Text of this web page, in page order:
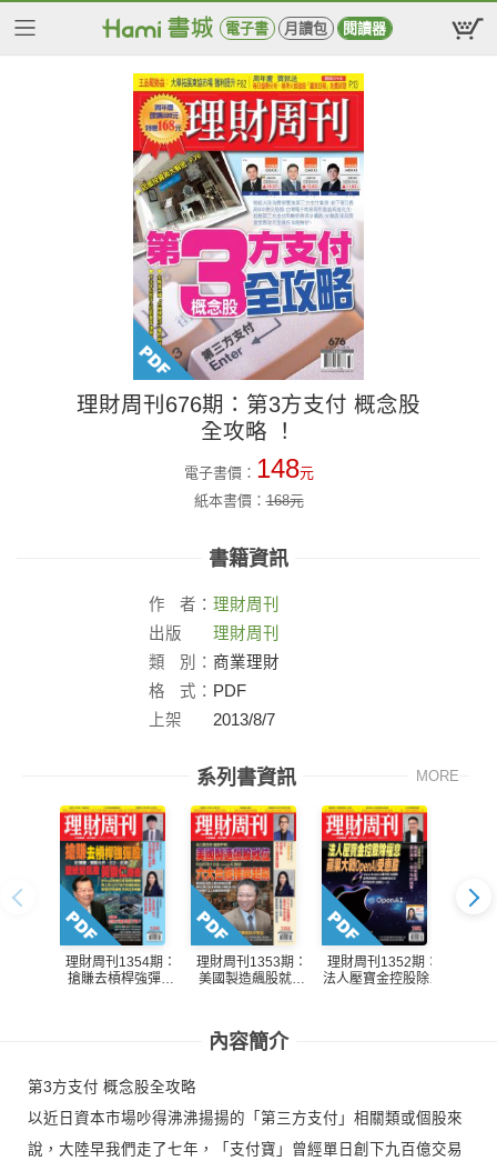
電子書 月讀包 閱讀器
理財周刊676期：第3方支付 概念股
全攻略 ！
電子書價： 148元
紙本書價：168元
書籍資訊
作 者： 理財周刊
出版
社：
理財周刊
類
別： 商業理財
格
式： PDF
上架
2013/8/7
系列書資訊 MORE
理財周刊1354期：
搶賺去槓桿強彈股
理財周刊1353期：
美國製造飆股就位
理財周刊1352期：
法人壓寶金控股除權
內容簡介
第3方支付 概念股全攻略
以近日資本市場吵得沸沸揚揚的「第三方支付」相關類或個股來
說，大陸早我們走了七年，「支付寶」曾經單日創下九百億交易